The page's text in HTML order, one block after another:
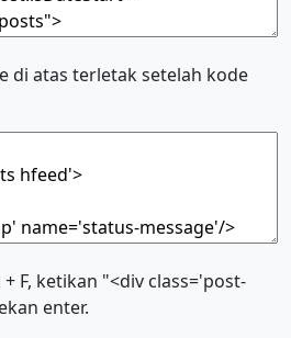
di atas terletak setelah kode
F, ketikan "<div class='post-
enter.